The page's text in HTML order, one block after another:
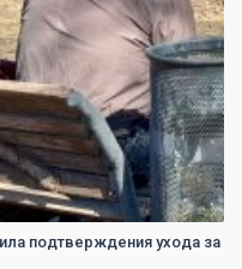
подтверждения ухода за